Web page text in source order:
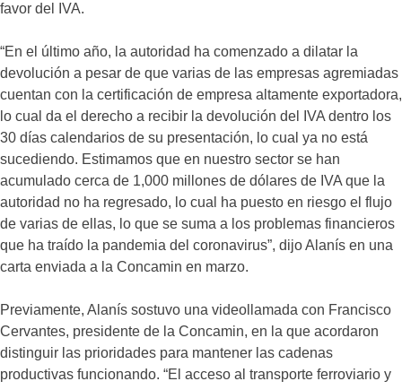
favor del IVA.
“En el último año, la autoridad ha comenzado a dilatar la
devolución a pesar de que varias de las empresas agremiadas
cuentan con la certificación de empresa altamente exportadora,
lo cual da el derecho a recibir la devolución del IVA dentro los
30 días calendarios de su presentación, lo cual ya no está
sucediendo. Estimamos que en nuestro sector se han
acumulado cerca de 1,000 millones de dólares de IVA que la
autoridad no ha regresado, lo cual ha puesto en riesgo el flujo
de varias de ellas, lo que se suma a los problemas financieros
que ha traído la pandemia del coronavirus”, dijo Alanís en una
carta enviada a la Concamin en marzo.
Previamente, Alanís sostuvo una videollamada con Francisco
Cervantes, presidente de la Concamin, en la que acordaron
distinguir las prioridades para mantener las cadenas
productivas funcionando. “El acceso al transporte ferroviario y